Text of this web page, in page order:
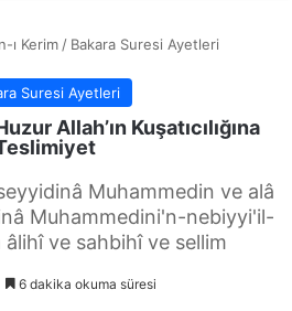
ı Kerim / Bakara Suresi Ayetleri
Suresi Ayetleri
Allah’ın Kuşatıcılığına
Muhammedin ve alâ
Muhammedini'n-nebiyyi'il-
ve sahbihî ve sellim
6 dakika okuma süresi